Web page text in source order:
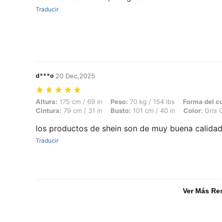
Traducir
d***o 20 Dec,2025
Altura: 175 cm / 69 in, Peso: 70 kg / 154 lbs, Forma del cuerpo:
Altura: 175 cm / 69 in Peso: 70 kg / 154 lbs Forma del
Cintura: 79 cm / 31 in Busto: 101 cm / 40 in Color: Gris
los productos de shein son de muy buena calidad
Traducir
Ver Más